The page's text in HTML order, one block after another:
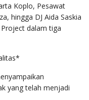
Koplo, Pesawat
hingga DJ Aida Saskia
dalam tiga
yang telah menjadi